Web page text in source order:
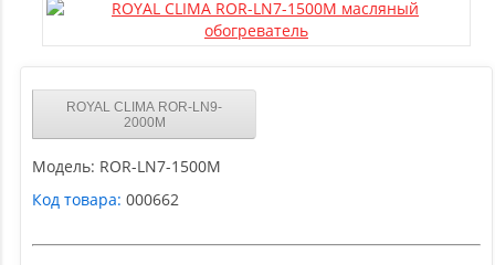
ROYAL CLIMA ROR-LN9-
2000M
Модель: ROR-LN7-1500M
Код товара: 000662